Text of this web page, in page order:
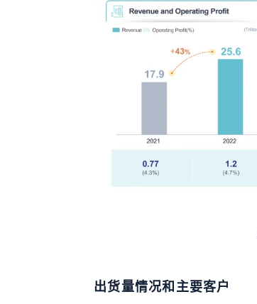
出货量情况和主要客户